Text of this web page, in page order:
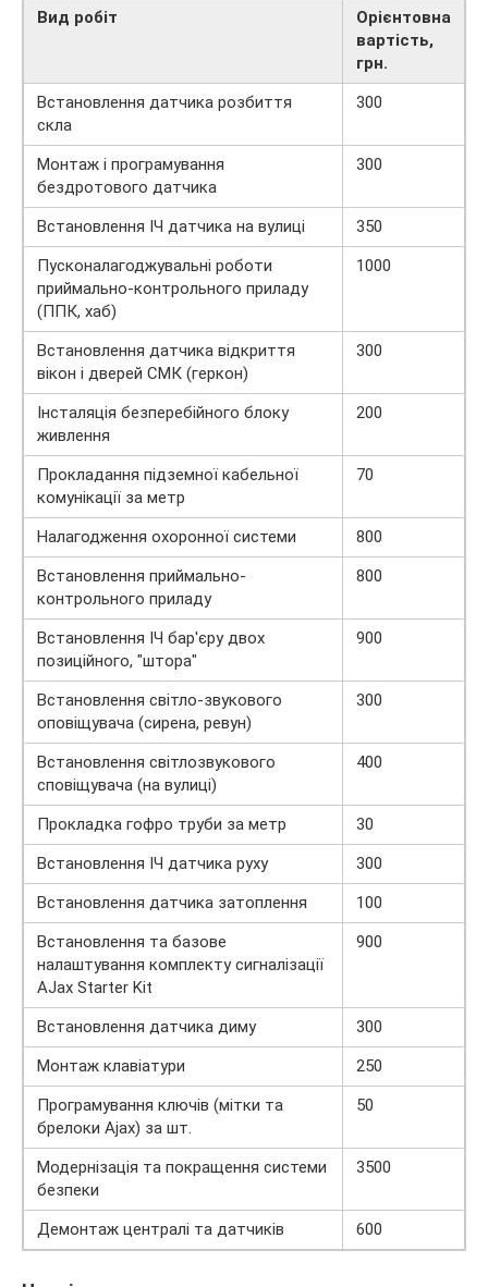
Вид робіт
Орієнтовна
вартість,
грн.
Встановлення датчика розбиття
скла
300
Монтаж і програмування
бездротового датчика
300
Встановлення ІЧ датчика на вулиці
350
Пусконалагоджувальні роботи
приймально-контрольного приладу
(ППК, хаб)
1000
Встановлення датчика відкриття
вікон і дверей СМК (геркон)
300
Інсталяція безперебійного блоку
живлення
200
Прокладання підземної кабельної
комунікації за метр
70
Налагодження охоронної системи
800
Встановлення приймально-
контрольного приладу
800
Встановлення ІЧ бар'єру двох
позиційного, "штора"
900
Встановлення світло-звукового
оповіщувача (сирена, ревун)
300
Встановлення світлозвукового
сповіщувача (на вулиці)
400
Прокладка гофро труби за метр
30
Встановлення ІЧ датчика руху
300
Встановлення датчика затоплення
100
Встановлення та базове
налаштування комплекту сигналізації
AJax Starter Kit
900
Встановлення датчика диму
300
Монтаж клавіатури
250
Програмування ключів (мітки та
брелоки Ajax) за шт.
50
Модернізація та покращення системи
безпеки
3500
Демонтаж централі та датчиків 600